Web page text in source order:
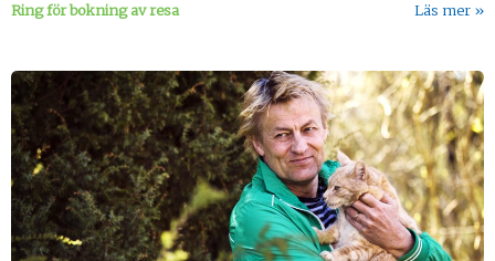
Ring för bokning av resa Läs mer